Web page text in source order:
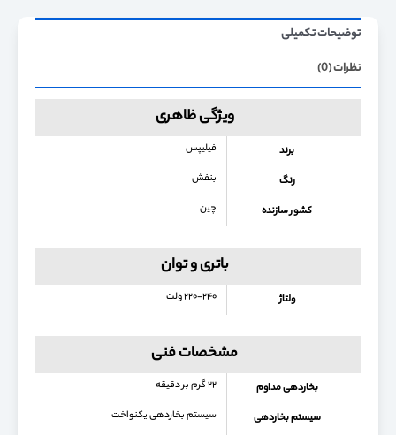
توضیحات تکمیلی
نظرات (0)
ویژگی ظاهری
برند فیلیپس
رنگ بنفش
کشور سازنده چین
باتری و توان
ولتاژ ۲۲۰-۲۴۰ ولت
مشخصات فنی
بخاردهی مداوم ۲۲ گرم بر دقیقه
سیستم بخاردهی سیستم بخاردهی یکنواخت